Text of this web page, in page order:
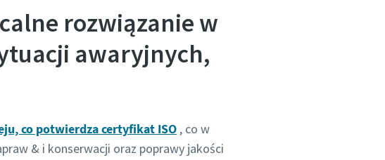
rozwiązanie w
awaryjnych,
co potwierdza certyfikat ISO , co w
& i konserwacji oraz poprawy jakości